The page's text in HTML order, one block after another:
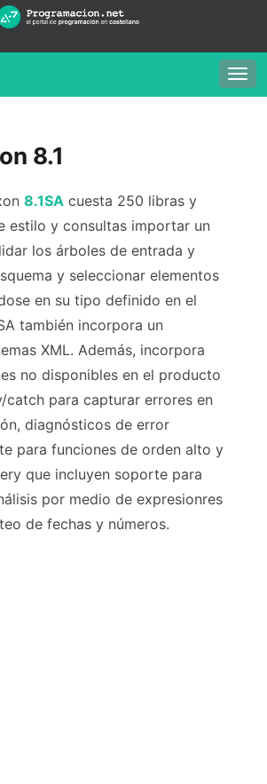
8.1
8.1SA cuesta 250 libras y
estilo y consultas importar un
los árboles de entrada y
y seleccionar elementos
en su tipo definido en el
también incorpora un
XML. Además, incorpora
no disponibles en el producto
para capturar errores en
diagnósticos de error
para funciones de orden alto y
que incluyen soporte para
por medio de expresionres
de fechas y números.